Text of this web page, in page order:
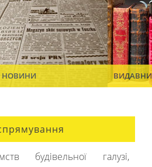
НОВИНИ
будівельної галузі,